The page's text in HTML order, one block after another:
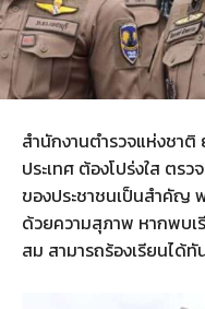
สำนักงานตำรวจแห่งชา
ประเทศ ต้องโปร่งใส ตร
ของประชาชนเป็นสำคัญ
ด้วยความสุภาพ หากพบเ
สม สามารถร้องเรียนได้ทั